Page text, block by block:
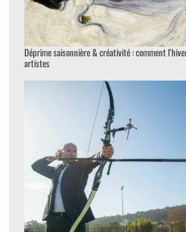
Déprime saisonnière & créativité : comment
artistes